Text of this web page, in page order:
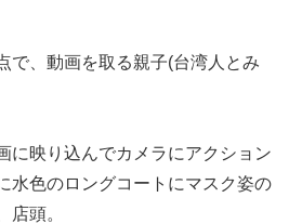
で、動画を取る親子(台湾人とみ
に映り込んでカメラにアクション
水色のロングコートにマスク姿の
店頭。